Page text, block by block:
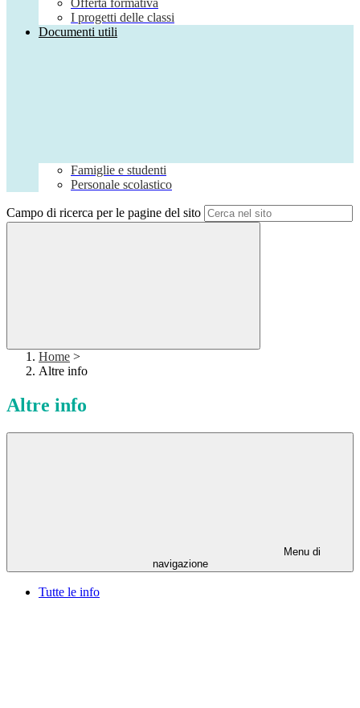
Offerta formativa
I progetti delle classi
Documenti utili
Famiglie e studenti
Personale scolastico
Campo di ricerca per le pagine del sito
Home >
Altre info
Altre info
Menu di
navigazione
Tutte le info